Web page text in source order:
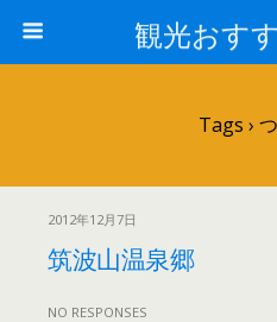
観光おす
Tags ›
2012年12月7日
筑波山温泉郷
NO RESPONSES